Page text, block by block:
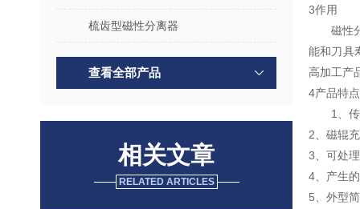
梳齿型磁性分离器
查看全部产品
相关文章
RELATED ARTICLES
3作用
磁性
能和刀具
高加工产
4产品特点
1、
2、磁辊
3、可处
4、产生
5、外型